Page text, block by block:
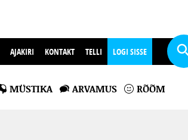
AJAKIRI KONTAKT TELLI LOGI SISSE
MÜSTIKA ARVAMUS RÕÕM